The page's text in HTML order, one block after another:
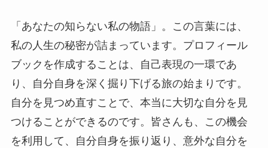
「あなたの知らない私の物語」。この言葉には、
私の人生の秘密が詰まっています。プロフィール
ブックを作成することは、自己表現の一環であ
り、自分自身を深く掘り下げる旅の始まりです。
自分を見つめ直すことで、本当に大切な自分を見
つけることができるのです。皆さんも、この機会
を利用して、自分自身を振り返り、意外な自分を